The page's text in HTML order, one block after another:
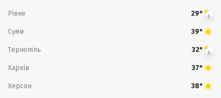
Рівне 29°
Суми 39°
Тернопіль 32°
Харків 37°
Херсон 38°